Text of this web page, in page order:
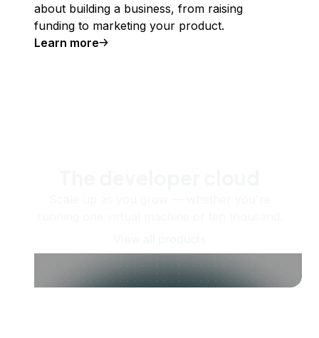
about building a business, from raising
funding to marketing your product.
Learn more